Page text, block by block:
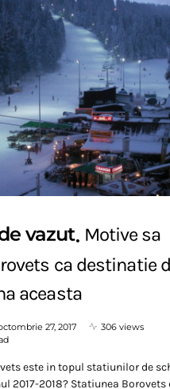
vazut Motive sa
ca destinatie
aceasta
27, 2017
306 views
este in topul statiunilor de
2017-2018? Statiunea Borovets